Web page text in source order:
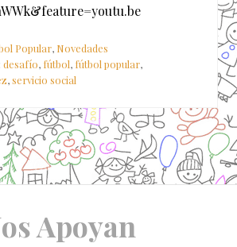
Popular, Novedades
desafío, fútbol, fútbol popular,
,servicio social
Apoyan